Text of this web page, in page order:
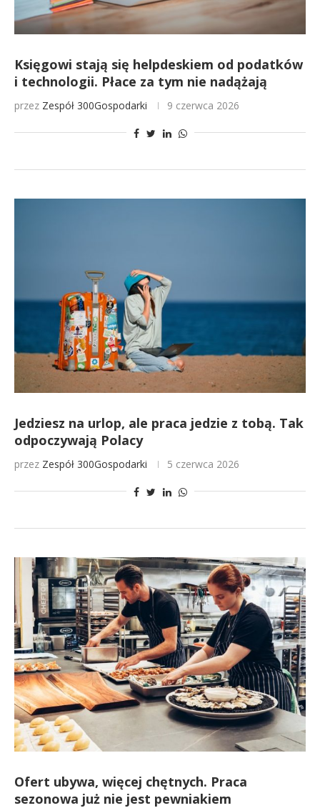
Księgowi stają się helpdeskiem od podatków
i technologii. Płace za tym nie nadążają
przez Zespół 300Gospodarki 9 czerwca 2026
Jedziesz na urlop, ale praca jedzie z tobą. Tak
odpoczywają Polacy
przez Zespół 300Gospodarki 5 czerwca 2026
Ofert ubywa, więcej chętnych. Praca
sezonowa już nie jest pewniakiem